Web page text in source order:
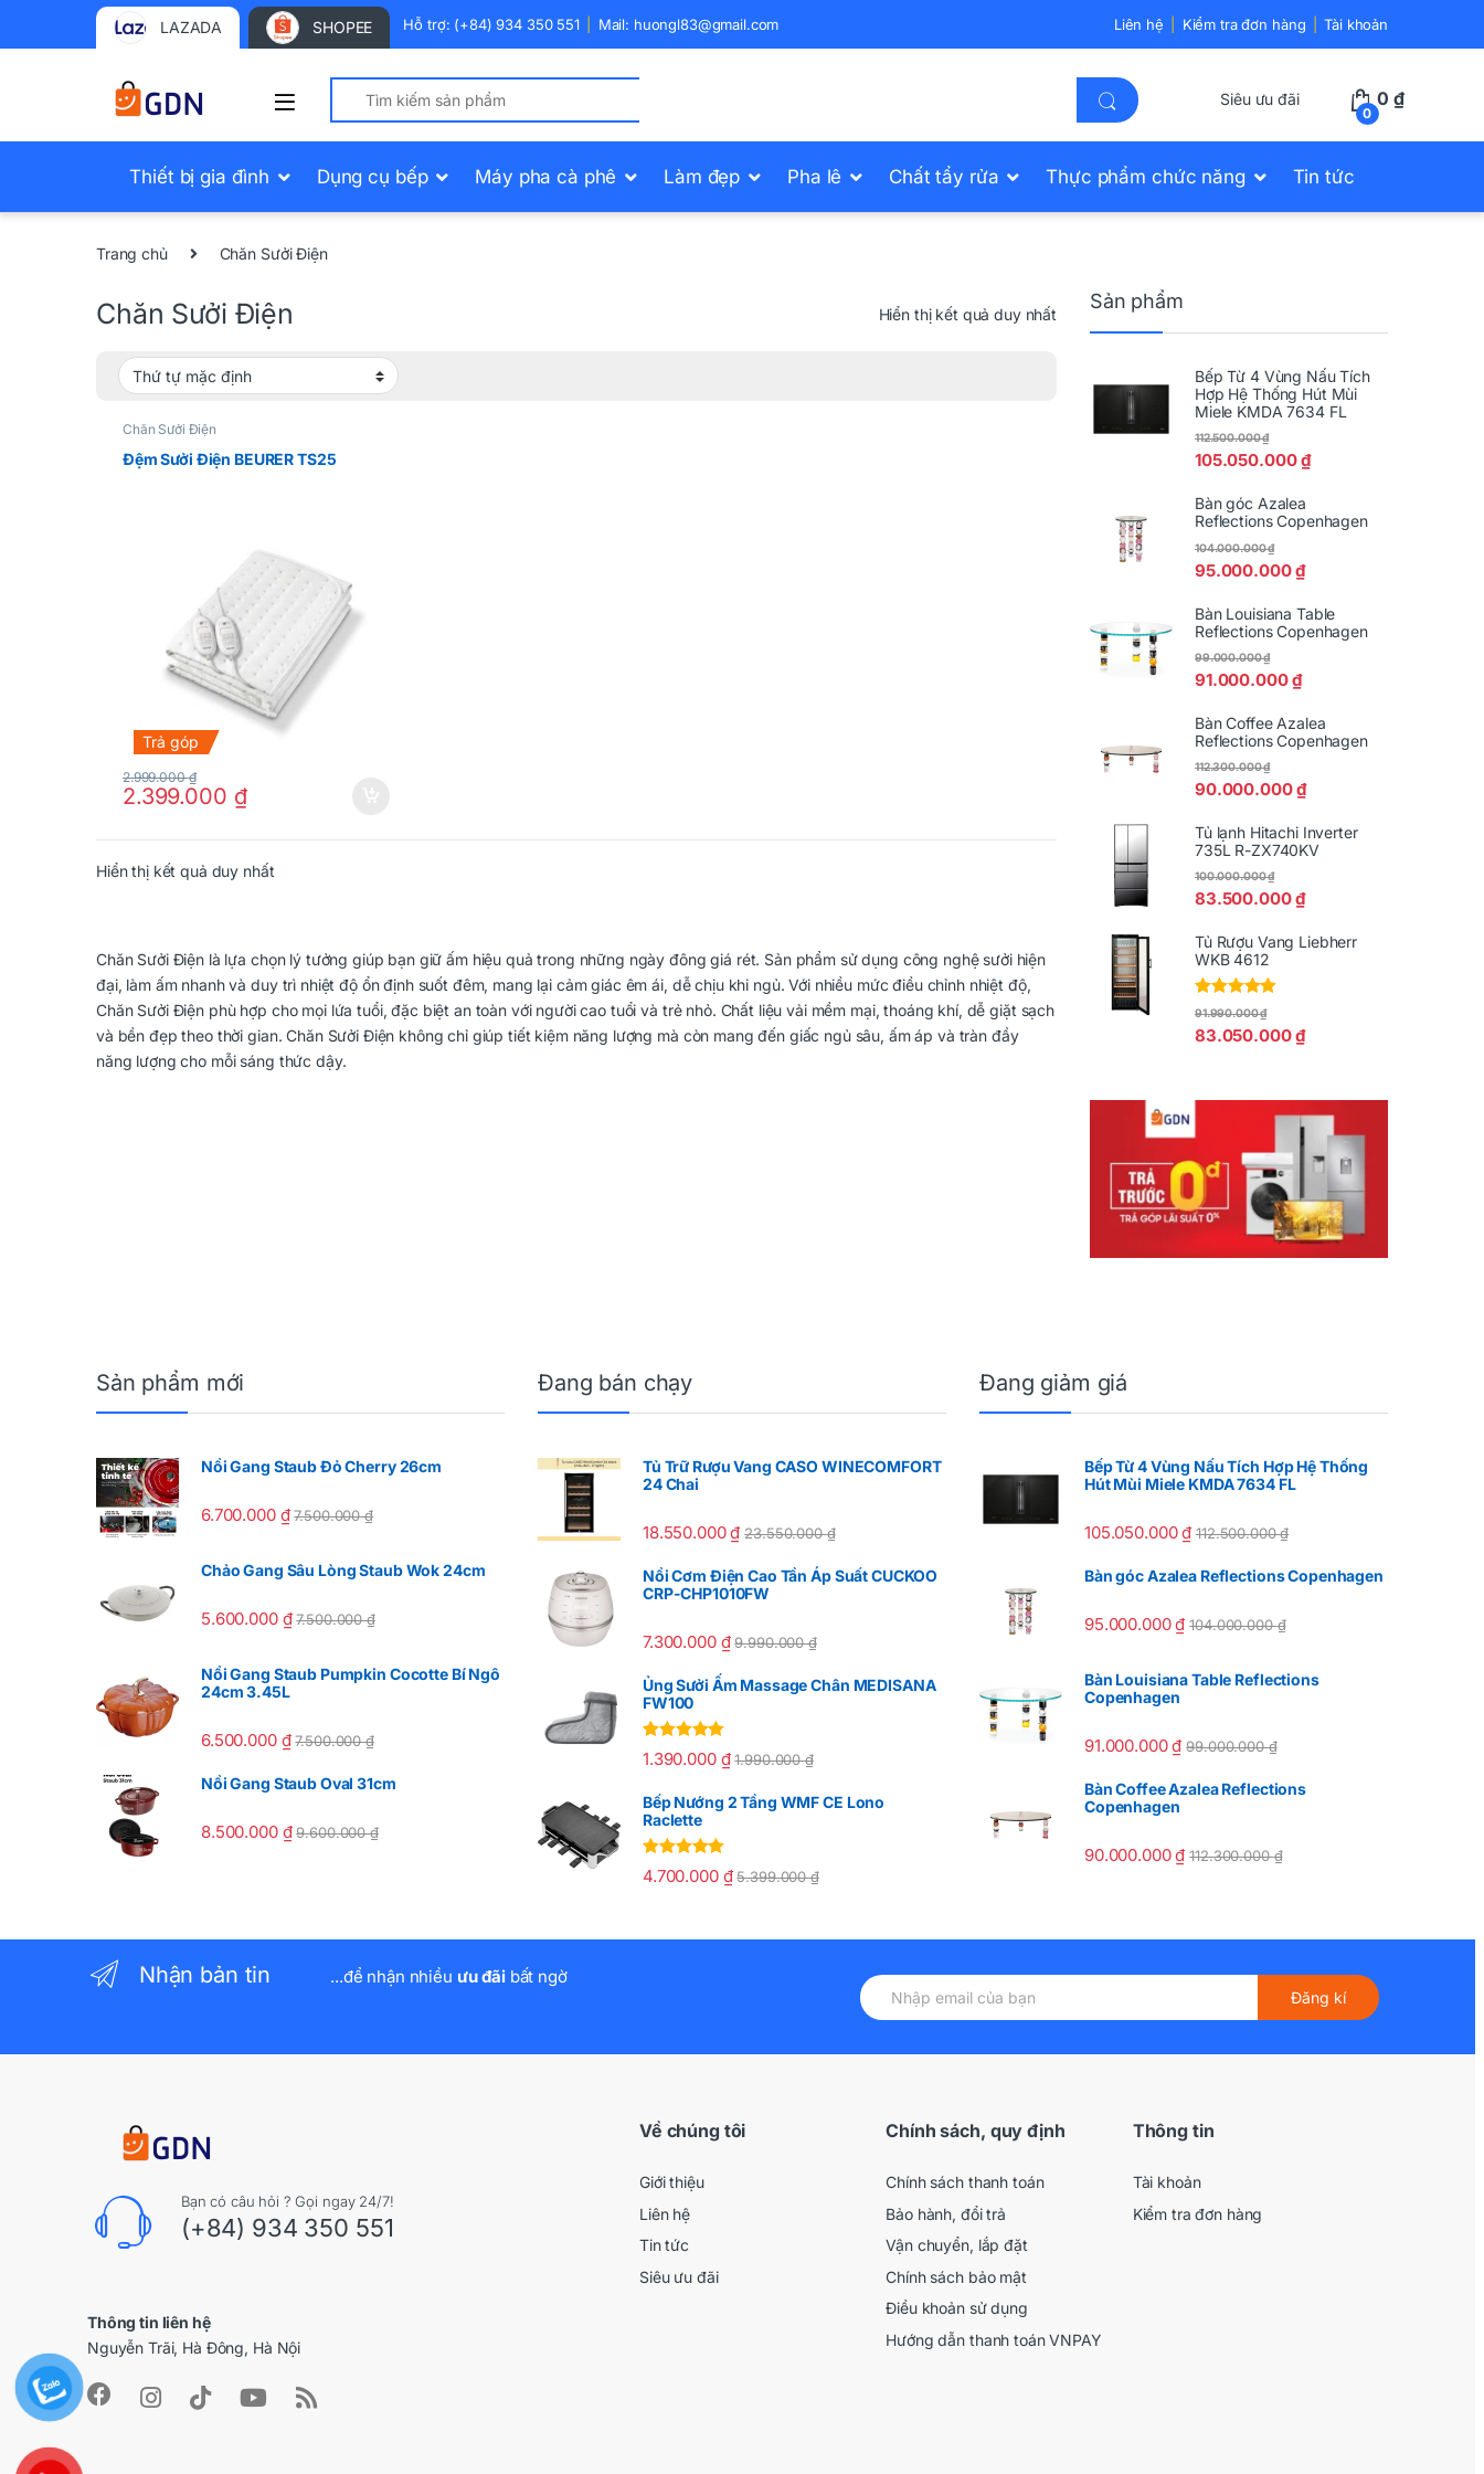
LAZADA SHOPEE Hỗ trợ: (+84) 934 350 551 Mail: huongl83@gmail.com Liên hệ Kiểm tra đơn hàng Tài khoản
Search for:
Siêu ưu đãi
0
0₫
Thiết bị gia đình Dụng cụ bếp Máy pha cà phê Làm đẹp Pha lê Chất tẩy rửa Thực phẩm chức năng Tin tức
Trang chủ Chăn Sưởi Điện
Chăn Sưởi Điện Hiển thị kết quả duy nhất
Chăn Sưởi Điện
Đệm Sưởi Điện BEURER TS25
Trả góp
2.399.000 ₫
2.999.000₫
Hiển thị kết quả duy nhất
Chăn Sưởi Điện là lựa chọn lý tưởng giúp bạn giữ ấm hiệu quả trong những ngày đông giá rét. Sản phẩm sử dụng công nghệ sưởi hiện
đại, làm ấm nhanh và duy trì nhiệt độ ổn định suốt đêm, mang lại cảm giác êm ái, dễ chịu khi ngủ. Với nhiều mức điều chỉnh nhiệt độ,
Chăn Sưởi Điện phù hợp cho mọi lứa tuổi, đặc biệt an toàn với người cao tuổi và trẻ nhỏ. Chất liệu vải mềm mại, thoáng khí, dễ giặt sạch
và bền đẹp theo thời gian. Chăn Sưởi Điện không chỉ giúp tiết kiệm năng lượng mà còn mang đến giấc ngủ sâu, ấm áp và tràn đầy
năng lượng cho mỗi sáng thức dậy.
Sản phẩm
Bếp Từ 4 Vùng Nấu Tích
Hợp Hệ Thống Hút Mùi
Miele KMDA 7634 FL
105.050.000₫
112.500.000₫
Bàn góc Azalea
Reflections Copenhagen
95.000.000₫
104.000.000₫
Bàn Louisiana Table
Reflections Copenhagen
91.000.000₫
99.000.000₫
Bàn Coffee Azalea
Reflections Copenhagen
90.000.000₫
112.300.000₫
Tủ lạnh Hitachi Inverter
735L R-ZX740KV
83.500.000₫
100.000.000₫
Tủ Rượu Vang Liebherr
WKB 4612
Được xếp
5
sao
83.050.000₫
91.990.000₫
Sản phẩm mới
Nồi Gang Staub Đỏ Cherry 26cm
6.700.000 ₫ 7.500.000₫
Chảo Gang Sâu Lòng Staub Wok 24cm
5.600.000 ₫ 7.500.000₫
Nồi Gang Staub Pumpkin Cocotte Bí Ngô
24cm 3.45L
6.500.000 ₫ 7.500.000₫
Nồi Gang Staub Oval 31cm
8.500.000 ₫ 9.600.000₫
Đang bán chạy
Tủ Trữ Rượu Vang CASO WINECOMFORT
24 Chai
18.550.000₫ 23.550.000₫
Nồi Cơm Điện Cao Tần Áp Suất CUCKOO
CRP-CHP1010FW
7.300.000 ₫ 9.990.000₫
Ủng Sưởi Ấm Massage Chân MEDISANA
FW100
Được xếp
hạng5.005
1.390.000 ₫ 1.990.000₫
Bếp Nướng 2 Tầng WMF CE Lono
Raclette
Được xếp
hạng5.005
4.700.000 ₫ 5.399.000₫
Đang giảm giá
Bếp Từ 4 Vùng Nấu Tích Hợp Hệ Thống
Hút Mùi Miele KMDA 7634 FL
105.050.000₫ 112.500.000₫
Bàn góc Azalea Reflections Copenhagen
95.000.000₫ 104.000.000₫
Bàn Louisiana Table Reflections
Copenhagen
91.000.000₫ 99.000.000₫
Bàn Coffee Azalea Reflections
Copenhagen
90.000.000₫ 112.300.000₫
Nhận bản tin ...để nhận nhiều ưu đãibất ngờ
Đăng kí
Bạn có câu hỏi ? Gọi ngay 24/7!
(+84) 934 350 551
Thông tin liên hệ
Nguyễn Trãi, Hà Đông, Hà Nội
Về chúng tôi
Giới thiệu
Liên hệ
Tin tức
Siêu ưu đãi
Chính sách, quy định
Chính sách thanh toán
Bảo hành, đổi trả
Vận chuyển, lắp đặt
Chính sách bảo mật
Điều khoản sử dụng
Hướng dẫn thanh toán VNPAY
Thông tin
Tài khoản
Kiểm tra đơn hàng